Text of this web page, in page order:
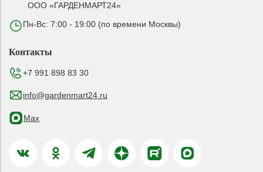
ООО «ГАРДЕНМАРТ24»
Пн-Вс: 7:00 - 19:00 (по времени Москвы)
Контакты
+7 991 898 83 30
info@gardenmart24.ru
Max